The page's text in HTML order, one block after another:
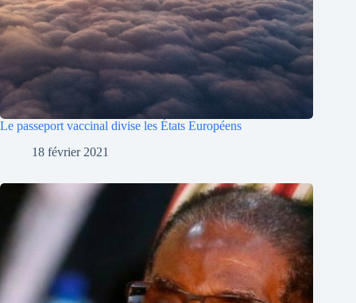
Le passeport vaccinal divise les États Européens
18 février 2021